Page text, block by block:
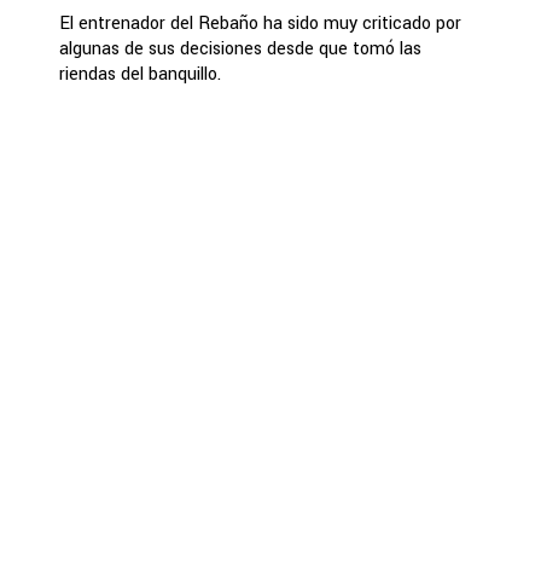
El entrenador del Rebaño ha sido muy criticado por
algunas de sus decisiones desde que tomó las
riendas del banquillo.